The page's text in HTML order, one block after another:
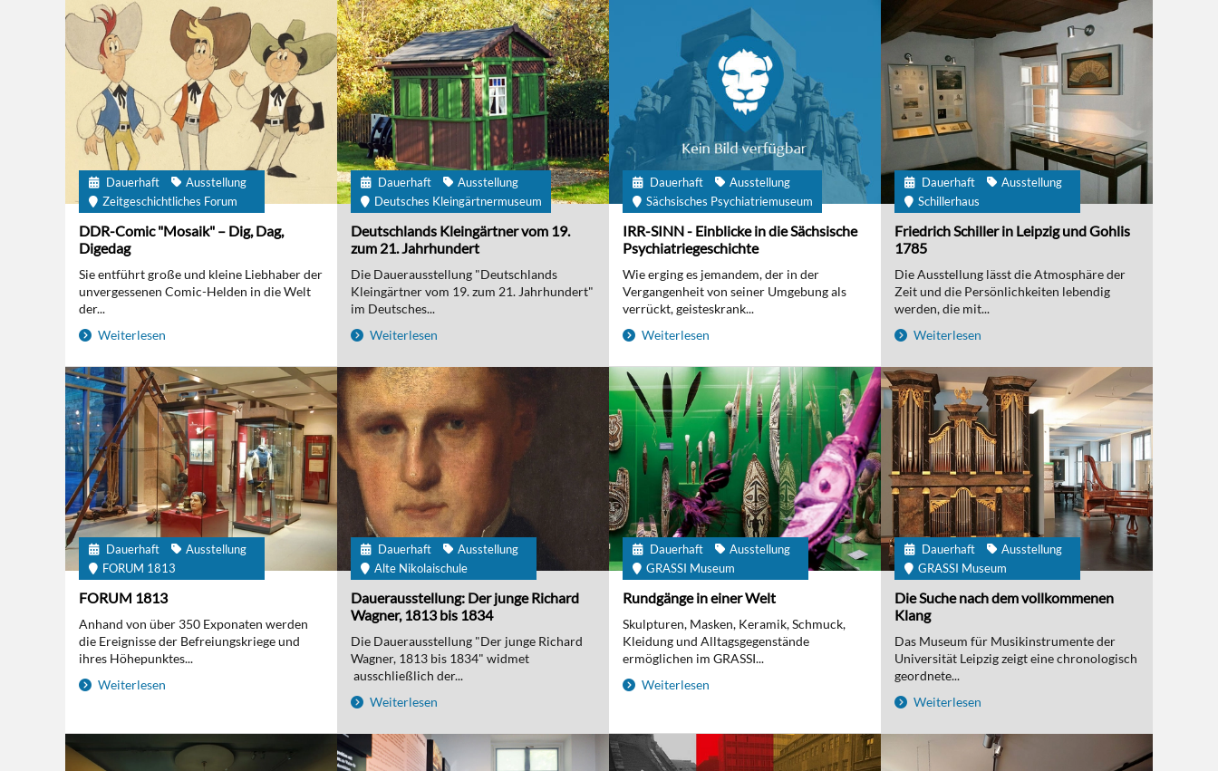
Dauerhaft
Ausstellung
Zeitgeschichtliches Forum
DDR-Comic "Mosaik" – Dig, Dag,
Digedag
Sie entführt große und kleine Liebhaber der
unvergessenen Comic-Helden in die Welt
der...
Weiterlesen
Dauerhaft
Ausstellung
Deutsches Kleingärtnermuseum
Deutschlands Kleingärtner vom 19.
zum 21. Jahrhundert
Die Dauerausstellung "Deutschlands
Kleingärtner vom 19. zum 21. Jahrhundert"
im Deutsches...
Weiterlesen
Dauerhaft
Ausstellung
Sächsisches Psychiatriemuseum
IRR-SINN - Einblicke in die Sächsische
Psychiatriegeschichte
Wie erging es jemandem, der in der
Vergangenheit von seiner Umgebung als
verrückt, geisteskrank...
Weiterlesen
Dauerhaft
Ausstellung
Schillerhaus
Friedrich Schiller in Leipzig und Gohlis
1785
Die Ausstellung lässt die Atmosphäre der
Zeit und die Persönlichkeiten lebendig
werden, die mit...
Weiterlesen
Dauerhaft
Ausstellung
FORUM 1813
FORUM 1813
Anhand von über 350 Exponaten werden
die Ereignisse der Befreiungskriege und
ihres Höhepunktes...
Weiterlesen
Dauerhaft
Ausstellung
Alte Nikolaischule
Dauerausstellung: Der junge Richard
Wagner, 1813 bis 1834
Die Dauerausstellung "Der junge Richard
Wagner, 1813 bis 1834" widmet
ausschließlich der...
Weiterlesen
Dauerhaft
Ausstellung
GRASSI Museum
Rundgänge in einer Welt
Skulpturen, Masken, Keramik, Schmuck,
Kleidung und Alltagsgegenstände
ermöglichen im GRASSI...
Weiterlesen
Dauerhaft
Ausstellung
GRASSI Museum
Die Suche nach dem vollkommenen
Klang
Das Museum für Musikinstrumente der
Universität Leipzig zeigt eine chronologisch
geordnete...
Weiterlesen